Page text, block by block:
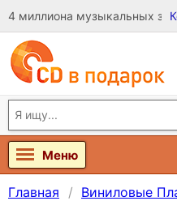
4 миллиона музыкальных
Меню
Главная Виниловые